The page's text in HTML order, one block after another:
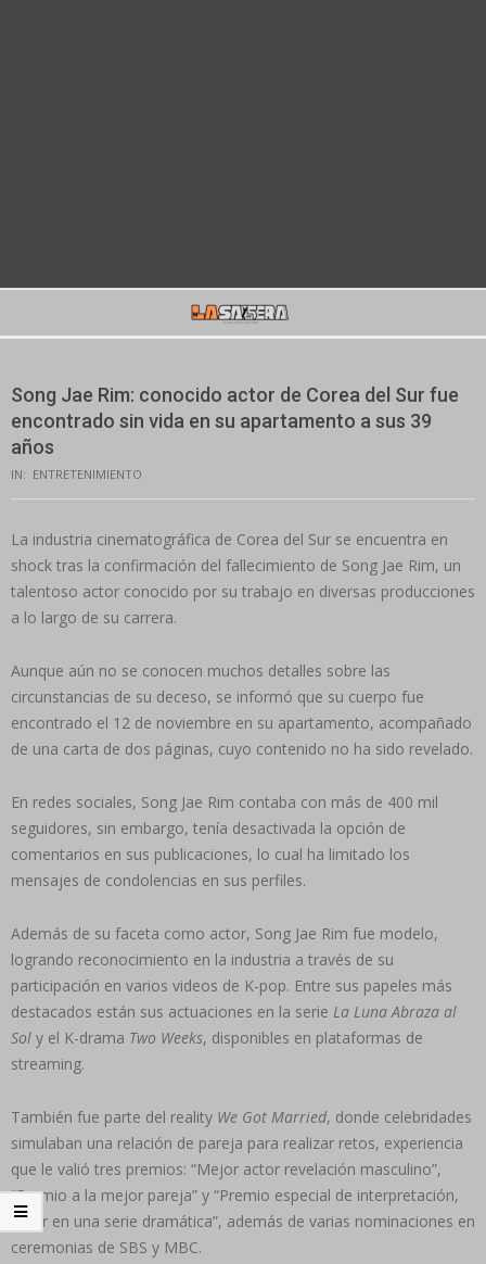
Song Jae Rim: conocido actor de Corea del Sur fue
encontrado sin vida en su apartamento a sus 39
años
IN: ENTRETENIMIENTO
La industria cinematográfica de Corea del Sur se encuentra en
shock tras la confirmación del fallecimiento de Song Jae Rim, un
talentoso actor conocido por su trabajo en diversas producciones
a lo largo de su carrera.
Aunque aún no se conocen muchos detalles sobre las
circunstancias de su deceso, se informó que su cuerpo fue
encontrado el 12 de noviembre en su apartamento, acompañado
de una carta de dos páginas, cuyo contenido no ha sido revelado.
En redes sociales, Song Jae Rim contaba con más de 400 mil
seguidores, sin embargo, tenía desactivada la opción de
comentarios en sus publicaciones, lo cual ha limitado los
mensajes de condolencias en sus perfiles.
Además de su faceta como actor, Song Jae Rim fue modelo,
logrando reconocimiento en la industria a través de su
participación en varios videos de K-pop. Entre sus papeles más
destacados están sus actuaciones en la serie La Luna Abraza al
Sol y el K-drama Two Weeks, disponibles en plataformas de
streaming.
También fue parte del reality We Got Married, donde celebridades
simulaban una relación de pareja para realizar retos, experiencia
que le valió tres premios: “Mejor actor revelación masculino”,
“Premio a la mejor pareja” y “Premio especial de interpretación,
actor en una serie dramática”, además de varias nominaciones en
ceremonias de SBS y MBC.